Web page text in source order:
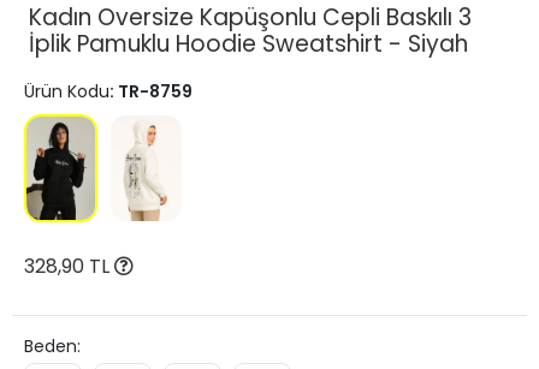
Kadın Oversize Kapüşonlu Cepli Baskılı 3
İplik Pamuklu Hoodie Sweatshirt - Siyah
Ürün Kodu: TR-8759
328,90 TL
Beden: